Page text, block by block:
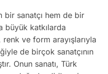
bir sanatçı hem de bir
büyük katkılarda
ve form arayışlarıyla
de birçok sanatçının
Onun sanatı, Türk